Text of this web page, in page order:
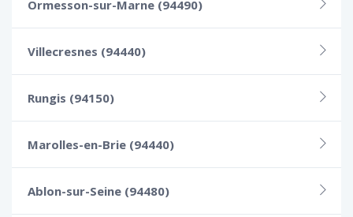
Ormesson-sur-Marne (94490)
Villecresnes (94440)
Rungis (94150)
Marolles-en-Brie (94440)
Ablon-sur-Seine (94480)